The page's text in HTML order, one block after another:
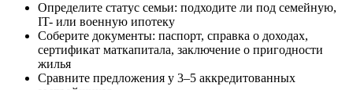
Определите статус семьи: подходите ли под семейную,
IT- или военную ипотеку
Соберите документы: паспорт, справка о доходах,
сертификат маткапитала, заключение о пригодности
жилья
Сравните предложения у 3–5 аккредитованных